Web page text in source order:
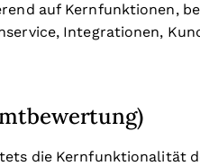
auf Kernfunktionen,
Integrationen,
die Kernfunktionalität